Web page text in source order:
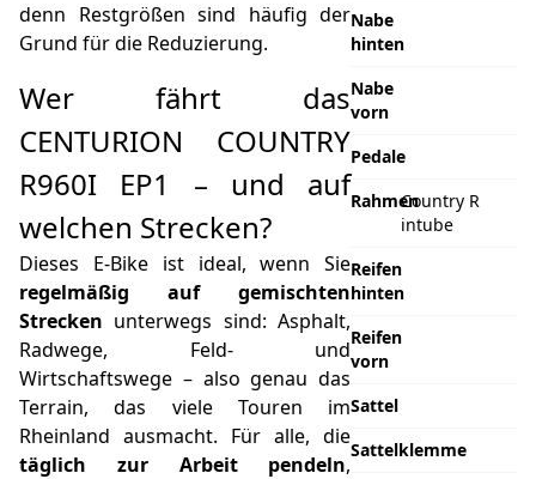
denn Restgrößen sind häufig der
Grund für die Reduzierung.
Wer fährt das
CENTURION COUNTRY
R960I EP1 – und auf
welchen Strecken?
Dieses E-Bike ist ideal, wenn Sie
regelmäßig auf gemischten
Strecken unterwegs sind: Asphalt,
Radwege, Feld- und
Wirtschaftswege – also genau das
Terrain, das viele Touren im
Rheinland ausmacht. Für alle, die
täglich zur Arbeit pendeln,
Nabe
hinten
Nabe
vorn
Pedale
RahmenCountry R
intube
Reifen
hinten
Reifen
vorn
Sattel
Sattelklemme